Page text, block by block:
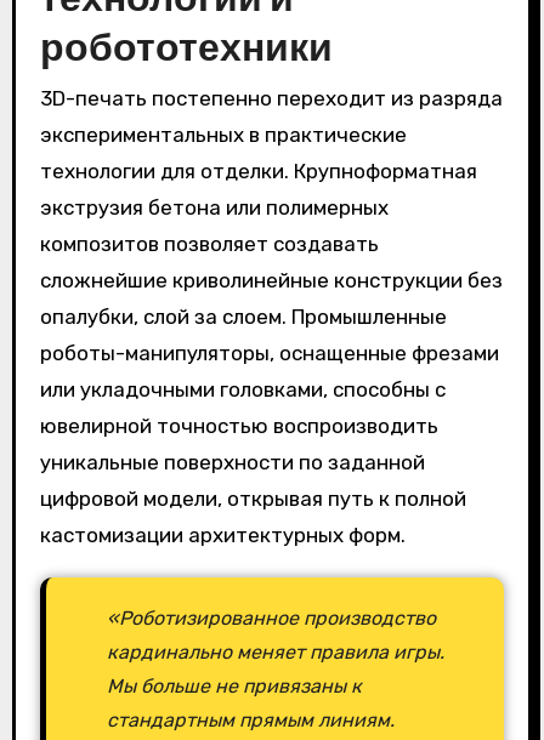
робототехники
3D-печать постепенно переходит из разряда
экспериментальных в практические
технологии для отделки. Крупноформатная
экструзия бетона или полимерных
композитов позволяет создавать
сложнейшие криволинейные конструкции без
опалубки, слой за слоем. Промышленные
роботы-манипуляторы, оснащенные фрезами
или укладочными головками, способны с
ювелирной точностью воспроизводить
уникальные поверхности по заданной
цифровой модели, открывая путь к полной
кастомизации архитектурных форм.
«Роботизированное производство
кардинально меняет правила игры.
Мы больше не привязаны к
стандартным прямым линиям.